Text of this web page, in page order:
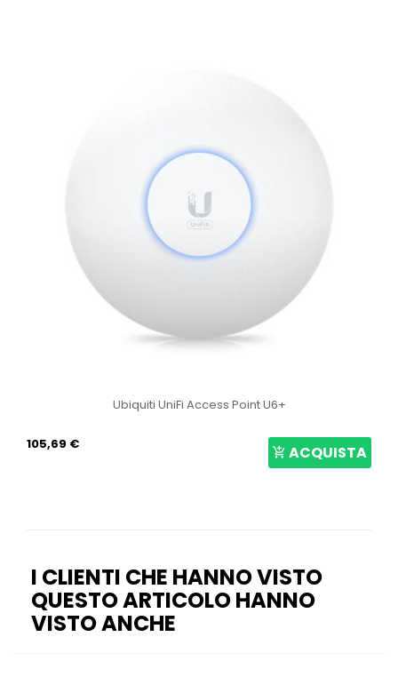
Ubiquiti UniFi Access Point U6+
105,69 € ACQUISTA
I CLIENTI CHE HANNO VISTO
QUESTO ARTICOLO HANNO
VISTO ANCHE